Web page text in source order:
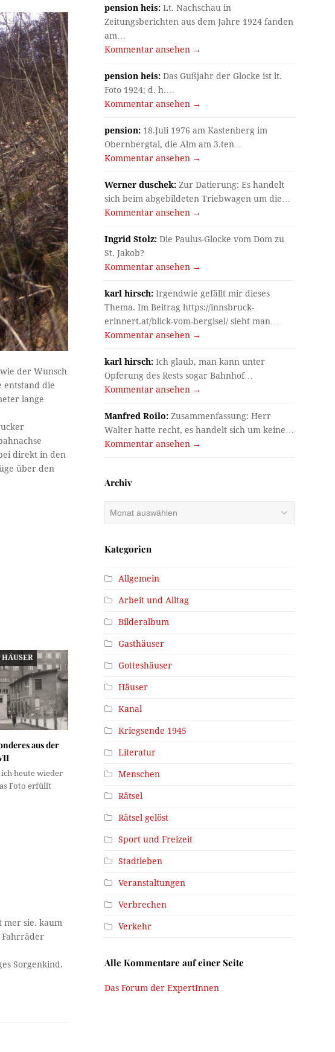
der Wunsch
entstand die
lange
direkt in den
über den
HÄUSER
aus der
heute wieder
Foto erfüllt
mer sie. kaum
Fahrräder
Sorgenkind.
pension heis: Lt. Nachschau in
Zeitungsberichten aus dem Jahre 1924 fanden
am…
Kommentar ansehen →
pension heis: Das Gußjahr der Glocke ist lt.
Foto 1924; d. h.…
Kommentar ansehen →
pension: 18.Juli 1976 am Kastenberg im
Obernbergtal, die Alm am 3.ten…
Kommentar ansehen →
Werner duschek: Zur Datierung: Es handelt
sich beim abgebildeten Triebwagen um die…
Kommentar ansehen →
Ingrid Stolz: Die Paulus-Glocke vom Dom zu
St. Jakob?
Kommentar ansehen →
karl hirsch: Irgendwie gefällt mir dieses
Thema. Im Beitrag https://innsbruck-
erinnert.at/blick-vom-bergisel/ sieht man…
Kommentar ansehen →
karl hirsch: Ich glaub, man kann unter
Opferung des Rests sogar Bahnhof…
Kommentar ansehen →
Manfred Roilo: Zusammenfassung: Herr
Walter hatte recht, es handelt sich um keine…
Kommentar ansehen →
Archiv
Kategorien
Allgemein
Arbeit und Alltag
Bilderalbum
Gasthäuser
Gotteshäuser
Häuser
Kanal
Kriegsende 1945
Literatur
Menschen
Rätsel
Rätsel gelöst
Sport und Freizeit
Stadtleben
Veranstaltungen
Verbrechen
Verkehr
Alle Kommentare auf einer Seite
Das Forum der ExpertInnen